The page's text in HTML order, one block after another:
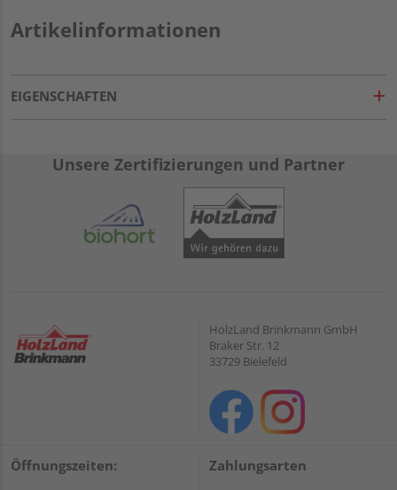
Artikelinformationen
EIGENSCHAFTEN
Unsere Zertifizierungen und Partner
HolzLand Brinkmann GmbH
Braker Str. 12
33729 Bielefeld
Öffnungszeiten: Zahlungsarten